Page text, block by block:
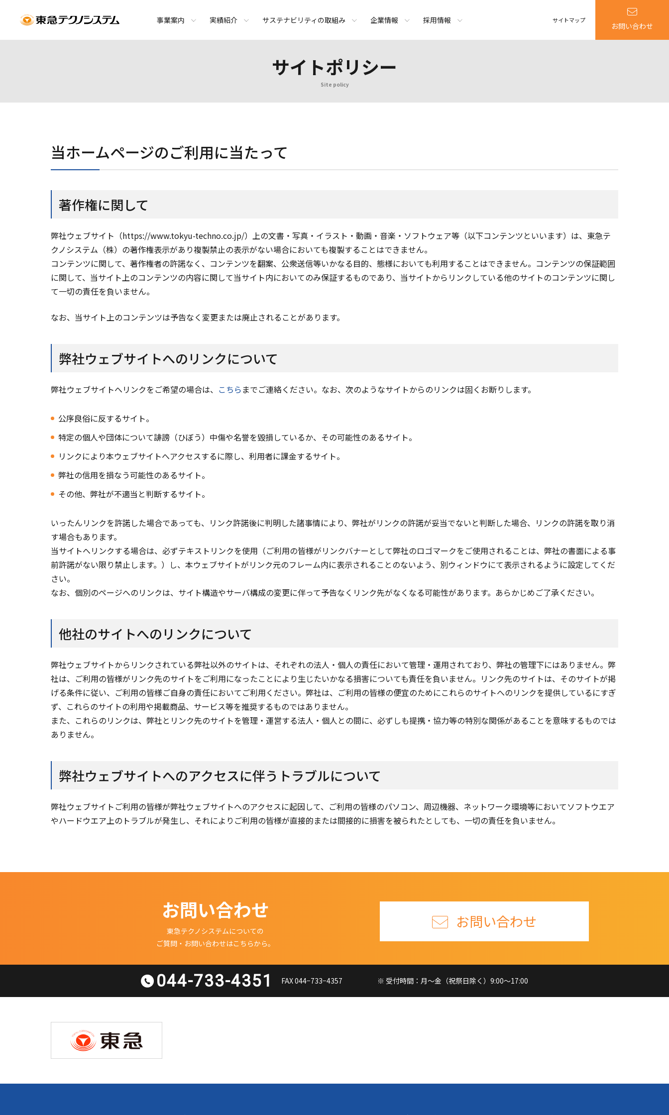
事業案内 実績紹介 サステナビリティの取組み 企業情報 採用情報 サイトマップ
お問い合わせ
サイトポリシー
Site policy
当ホームページのご利用に当たって
著作権に関して
弊社ウェブサイト（https://www.tokyu-techno.co.jp/）上の文書・写真・イラスト・動画・音楽・ソフトウェア等（以下コンテンツといいます）は、東急テ
クノシステム（株）の著作権表示があり複製禁止の表示がない場合においても複製することはできません。
コンテンツに関して、著作権者の許諾なく、コンテンツを翻案、公衆送信等いかなる目的、態様においても利用することはできません。コンテンツの保証範囲
に関して、当サイト上のコンテンツの内容に関して当サイト内においてのみ保証するものであり、当サイトからリンクしている他のサイトのコンテンツに関し
て一切の責任を負いません。
なお、当サイト上のコンテンツは予告なく変更または廃止されることがあります。
弊社ウェブサイトへのリンクについて
弊社ウェブサイトへリンクをご希望の場合は、 こちら までご連絡ください。なお、次のようなサイトからのリンクは固くお断りします。
公序良俗に反するサイト。
特定の個人や団体について誹謗（ひぼう）中傷や名誉を毀損しているか、その可能性のあるサイト。
リンクにより本ウェブサイトへアクセスするに際し、利用者に課金するサイト。
弊社の信用を損なう可能性のあるサイト。
その他、弊社が不適当と判断するサイト。
いったんリンクを許諾した場合であっても、リンク許諾後に判明した諸事情により、弊社がリンクの許諾が妥当でないと判断した場合、リンクの許諾を取り消
す場合もあります。
当サイトへリンクする場合は、必ずテキストリンクを使用（ご利用の皆様がリンクバナーとして弊社のロゴマークをご使用されることは、弊社の書面による事
前許諾がない限り禁止します。）し、本ウェブサイトがリンク元のフレーム内に表示されることのないよう、別ウィンドウにて表示されるように設定してくだ
さい。
なお、個別のページへのリンクは、サイト構造やサーバ構成の変更に伴って予告なくリンク先がなくなる可能性があります。あらかじめご了承ください。
他社のサイトへのリンクについて
弊社ウェブサイトからリンクされている弊社以外のサイトは、それぞれの法人・個人の責任において管理・運用されており、弊社の管理下にはありません。弊
社は、ご利用の皆様がリンク先のサイトをご利用になったことにより生じたいかなる損害についても責任を負いません。リンク先のサイトは、そのサイトが掲
げる条件に従い、ご利用の皆様ご自身の責任においてご利用ください。弊社は、ご利用の皆様の便宜のためにこれらのサイトへのリンクを提供しているにすぎ
ず、これらのサイトの利用や掲載商品、サービス等を推奨するものではありません。
また、これらのリンクは、弊社とリンク先のサイトを管理・運営する法人・個人との間に、必ずしも提携・協力等の特別な関係があることを意味するものでは
ありません。
弊社ウェブサイトへのアクセスに伴うトラブルについて
弊社ウェブサイトご利用の皆様が弊社ウェブサイトへのアクセスに起因して、ご利用の皆様のパソコン、周辺機器、ネットワーク環境等においてソフトウエア
やハードウエア上のトラブルが発生し、それによりご利用の皆様が直接的または間接的に損害を被られたとしても、一切の責任を負いません。
お問い合わせ
東急テクノシステムについての
ご質問・お問い合わせはこちらから。
お問い合わせ
044-733-4351 FAX 044−733−4357 ※ 受付時間：月〜金（祝祭日除く）9:00～17:00